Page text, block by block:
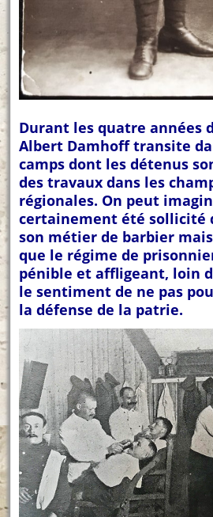
Durant les quatre années
Albert Damhoff transite
camps dont les détenus
des travaux dans les
régionales. On peut
certainement été sollicité
son métier de barbier
que le régime de
pénible et affligeant, loin
le sentiment de ne pas
la défense de la patrie.